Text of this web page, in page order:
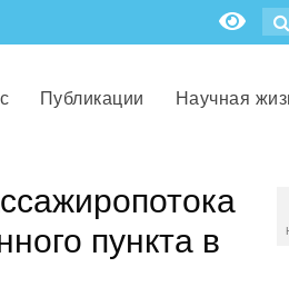
Публикации Научная
пункта в